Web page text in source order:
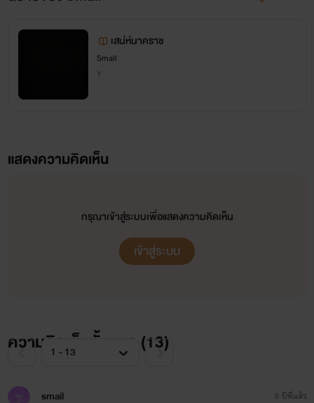
เสน่ห์นาคราช
Small
Y
แสดงความคิดเห็น
กรุณาเข้าสู่ระบบเพื่อแสดงความคิดเห็น
เข้าสู่ระบบ
ความคิดเห็นทั้งหมด (13)
smail 8 ปีที่แล้ว